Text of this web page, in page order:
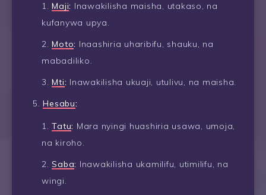
Maji: Inawakilisha maisha, utakaso, na
kufanywa upya.
Moto: Inaashiria uharibifu, shauku, na
mabadiliko.
Mti: Inawakilisha ukuaji, utulivu, na maisha.
Hesabu:
Tatu: Mara nyingi huashiria usawa, umoja,
na kiroho.
Saba: Inawakilisha ukamilifu, utimilifu, na
wingi.